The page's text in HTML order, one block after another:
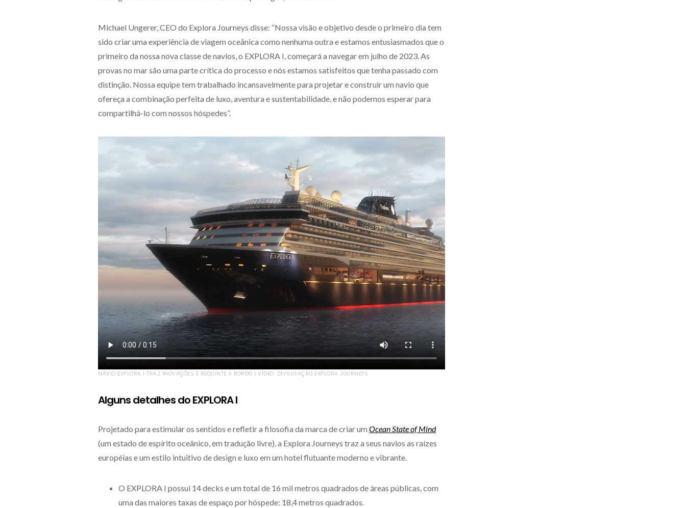
Michael Ungerer, CEO do Explora Journeys disse: “Nossa visão e objetivo desde o primeiro dia tem
sido criar uma experiência de viagem oceânica como nenhuma outra e estamos entusiasmados que o
primeiro da nossa nova classe de navios, o EXPLORA I, começará a navegar em julho de 2023. As
provas no mar são uma parte crítica do processo e nós estamos satisfeitos que tenha passado com
distinção. Nossa equipe tem trabalhado incansavelmente para projetar e construir um navio que
ofereça a combinação perfeita de luxo, aventura e sustentabilidade, e não podemos esperar para
compartilhá-lo com nossos hóspedes”.
NAVIO EXPLORA I TRAZ INOVAÇÕES E REQUINTE A BORDO | VÍDEO: DIVULGAÇÃO EXPLORA JOURNEYS
Alguns detalhes do EXPLORA I
Projetado para estimular os sentidos e refletir a filosofia da marca de criar um OceanState of Mind
(um estado de espírito oceânico, em tradução livre), a Explora Journeys traz a seus navios as raízes
européias e um estilo intuitivo de design e luxo em um hotel flutuante moderno e vibrante.
O EXPLORA I possui 14 decks e um total de 16 mil metros quadrados de áreas públicas, com
uma das maiores taxas de espaço por hóspede: 18,4 metros quadrados.